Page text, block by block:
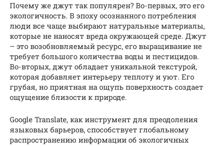
Почему же джут так популярен? Во-первых, это его
экологичность. В эпоху осознанного потребления
люди все чаще выбирают натуральные материалы,
которые не наносят вреда окружающей среде. Джут
– это возобновляемый ресурс, его выращивание не
требует большого количества воды и пестицидов.
Во-вторых, джут обладает уникальной текстурой,
которая добавляет интерьеру теплоту и уют. Его
грубая, но приятная на ощупь поверхность создает
ощущение близости к природе.
Google Translate, как инструмент для преодоления
языковых барьеров, способствует глобальному
распространению информации об экологичных